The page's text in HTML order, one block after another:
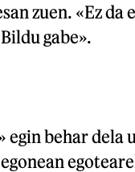
zuen. «Ez da
gabe».
egin behar dela